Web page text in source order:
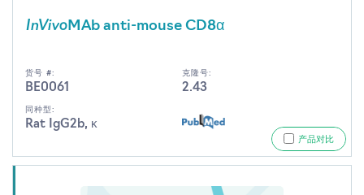
InVivoMAb anti-mouse CD8α
货号 #:
BE0061
克隆号:
2.43
同种型:
Rat IgG2b, κ
产品对比